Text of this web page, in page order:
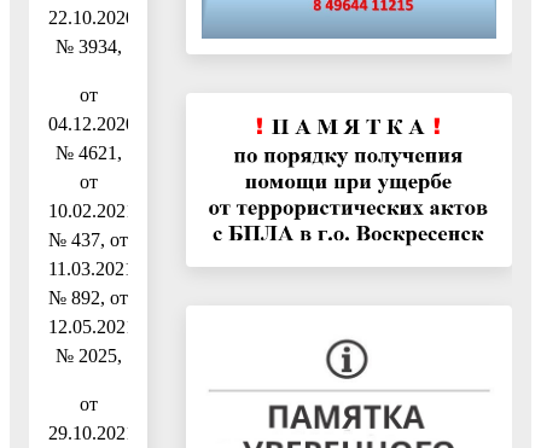
22.10.2020
№ 3934,
от
04.12.2020
№ 4621,
от
10.02.2021
№ 437, от
11.03.2021
№ 892, от
12.05.2021
№ 2025,
от
29.10.2021